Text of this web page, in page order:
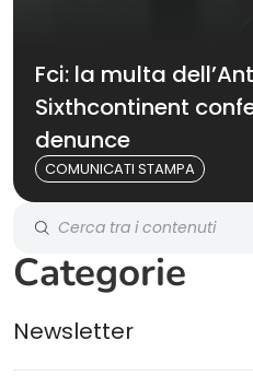
Fci: la multa
Sixthcontinent
denunce
COMUNICATI STAMPA
Categorie
Newsletter